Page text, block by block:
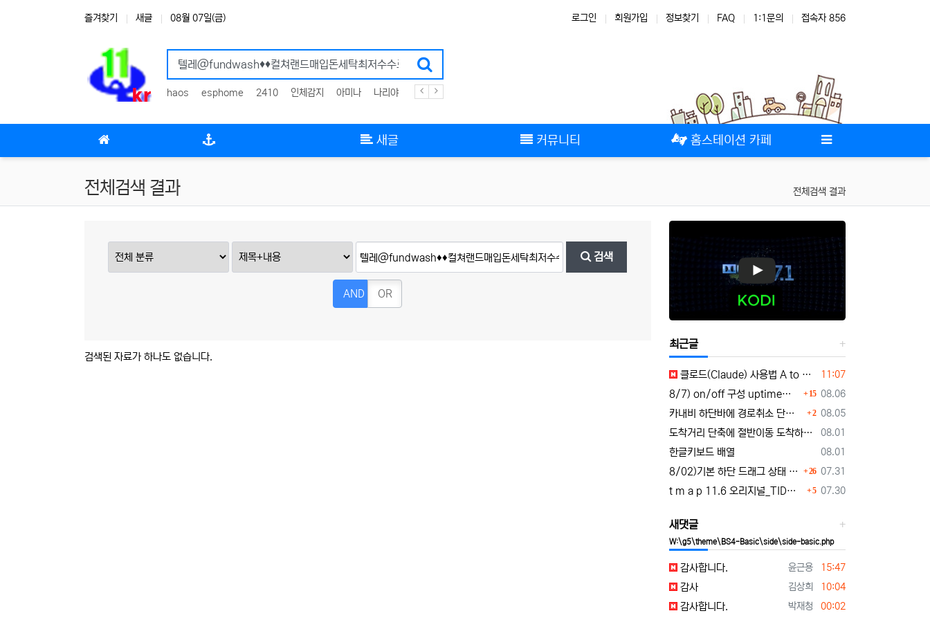
즐겨찾기 새글 08월 07일(금) 로그인 회원가입 정보찾기 FAQ 1:1문의 접속자 856
haos esphome 2410 인체감지 아미나 나리야 플러그인 위젯 애드온
새글 커뮤니티 홈스테이션 카페
전체검색 결과 전체검색 결과
검색
AND OR
검색된 자료가 하나도 없습니다.
최근글
등록일
11:07
클로드(Claude) 사용법 A to Z｜가입부터 업무 활용법 VSCODE 연결 까지
등록일
08.06
8/7) on/off 구성 uptime표시로 운행시간표시 🚗최근목적지 바로가기 및 ⛔이전화면이동과 260807 15
등록일
08.05
카내비 하단바에 경로취소 단축버튼 추가 요청 2
등록일
08.01
도착거리 단축에 절반이동 도착하기 로드리게스로 5가지를 한 번에 배우세요
등록일
08.01
한글키보드 배열
등록일
07.31
8/02)기본 하단 드래그 상태 시작 기능 carnavi-11-6-0-3944_cargps_260802.apk 26
등록일
07.30
t m a p 11.6 오리지널_TID로그인 파일설치 tmap-11-6-0-3944_org signed.apk 5
새댓글
W:\g5\theme\BS4-Basic\side\side-basic.php
등록자
윤근용 등록일
15:47
감사합니다.
등록자
김상희 등록일
10:04
감사
등록자
박재청 등록일
00:02
감사합니다.